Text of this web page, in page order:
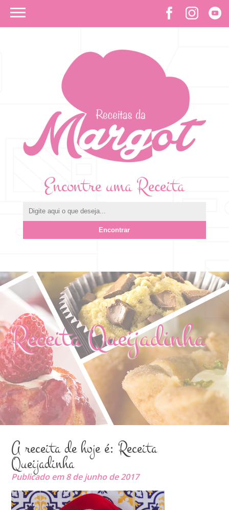
Encontre uma Receita
Receita Queijadinha
A receita de hoje é: Receita
Queijadinha
Publicado em 8 de junho de 2017